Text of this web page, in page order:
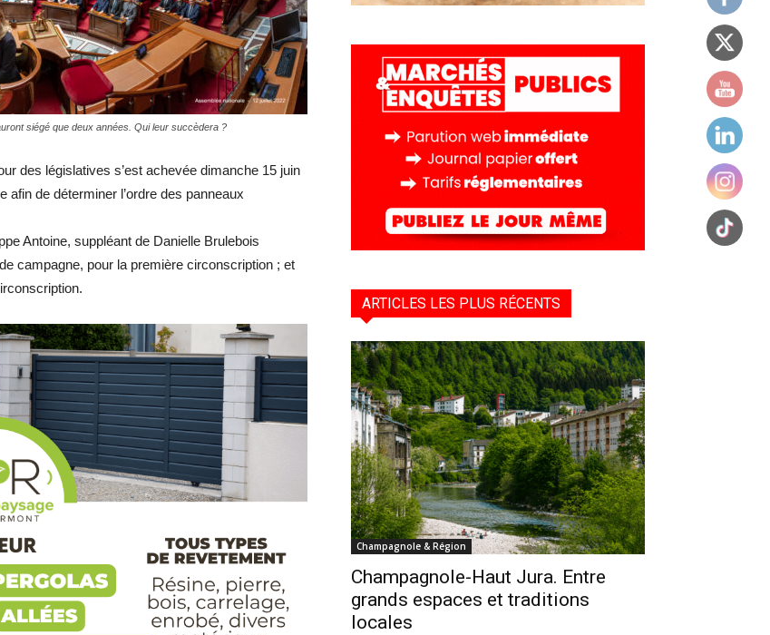
–
Hebdo39
siégé que deux années. Qui leur succèdera ?
des législatives s’est achevée dimanche 15 juin
de déterminer l’ordre des panneaux
Antoine, suppléant de Danielle Brulebois
campagne, pour la première circonscription ; et
ARTICLES LES PLUS RÉCENTS
Champagnole & Région
Champagnole-Haut Jura. Entre
grands espaces et traditions
locales